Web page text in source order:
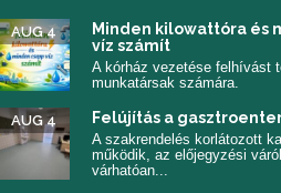
Minden kilowattóra és
víz számít
AUG 4
A kórház vezetése felhívást
munkatársak számára.
Felújítás a
AUG 4
A szakrendelés korlátozott
működik, az előjegyzési
várhatóan...